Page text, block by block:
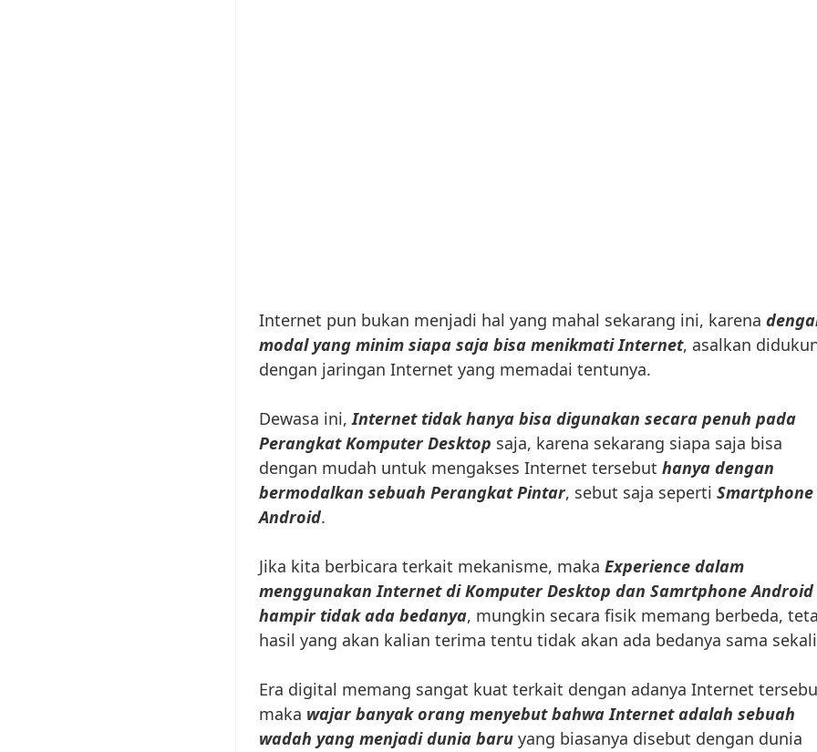
Internet pun bukan menjadi hal yang mahal sekarang ini, karena
modal yang minim siapa saja bisa menikmati Internet, asalkan
dengan jaringan Internet yang memadai tentunya.
Dewasa ini,Internet tidak hanya bisa digunakan secara penuh pada
Perangkat Komputer Desktop saja, karena sekarang siapa saja bisa
dengan mudah untuk mengakses Internet tersebut hanya dengan
bermodalkan sebuah Perangkat Pintar, sebut saja seperti Smartphone
Android.
Jika kita berbicara terkait mekanisme, maka Experience dalam
menggunakan Internet di Komputer Desktop dan Samrtphone
hampir tidak ada bedanya, mungkin secara fisik memang berbeda,
hasil yang akan kalian terima tentu tidak akan ada bedanya sama
Era digital memang sangat kuat terkait dengan adanya Internet
maka wajar banyak orang menyebut bahwa Internet adalah sebuah
wadah yang menjadi dunia baru yang biasanya disebut dengan dunia